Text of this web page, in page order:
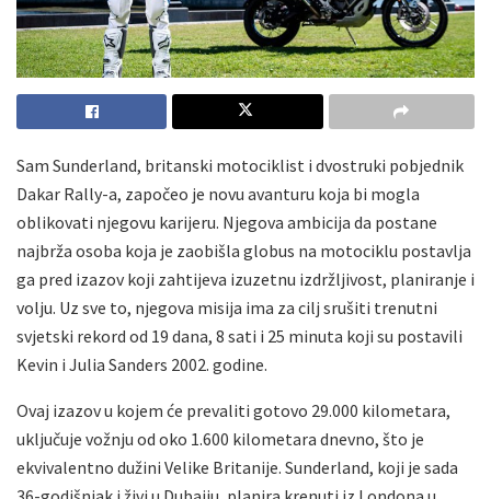
Sam Sunderland, britanski motociklist i dvostruki pobjednik
Dakar Rally-a, započeo je novu avanturu koja bi mogla
oblikovati njegovu karijeru. Njegova ambicija da postane
najbrža osoba koja je zaobišla globus na motociklu postavlja
ga pred izazov koji zahtijeva izuzetnu izdržljivost, planiranje i
volju. Uz sve to, njegova misija ima za cilj srušiti trenutni
svjetski rekord od 19 dana, 8 sati i 25 minuta koji su postavili
Kevin i Julia Sanders 2002. godine.
Ovaj izazov u kojem će prevaliti gotovo 29.000 kilometara,
uključuje vožnju od oko 1.600 kilometara dnevno, što je
ekvivalentno dužini Velike Britanije. Sunderland, koji je sada